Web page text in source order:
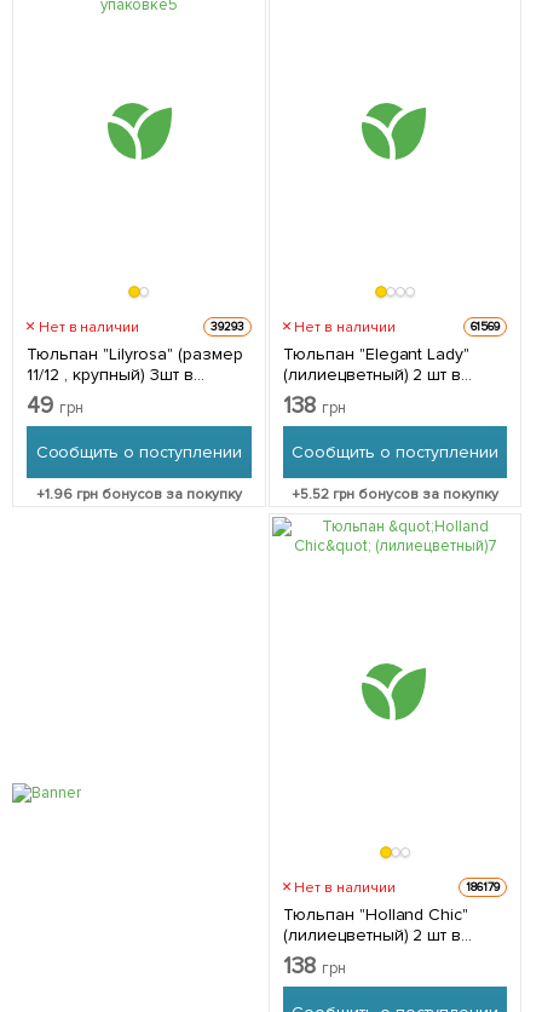
Нет в наличии 39293
Тюльпан "Lilyrosa" (размер
11/12 , крупный) 3шт в
упаковке
49 грн
Сообщить о поступлении
+1.96 грн бонусов за покупку
Нет в наличии 61569
Тюльпан "Elegant Lady"
(лилиецветный) 2 шт в
упаковке
138 грн
Сообщить о поступлении
+5.52 грн бонусов за покупку
Нет в наличии 186179
Тюльпан "Holland Chic"
(лилиецветный) 2 шт в
упаковке
138 грн